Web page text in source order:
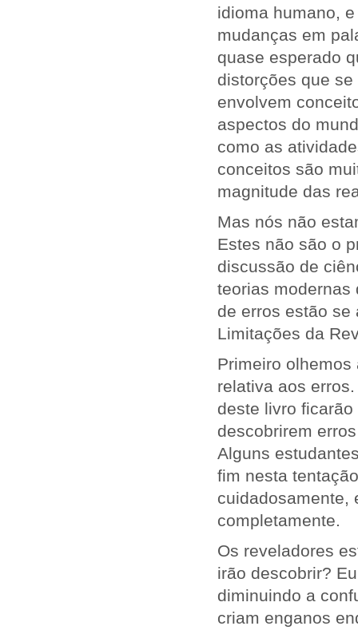
idioma humano,
mudanças em
quase esperado
distorções que
envolvem
aspectos do
como as
conceitos são
magnitude das
Mas nós não
Estes não são o
discussão de
teorias modernas
de erros estão se
Limitações da
Primeiro
relativa aos
deste livro
descobrirem
Alguns
fim nesta
cuidadosamente,
completamente.
Os reveladores
irão descobrir?
diminuindo a
criam enganos